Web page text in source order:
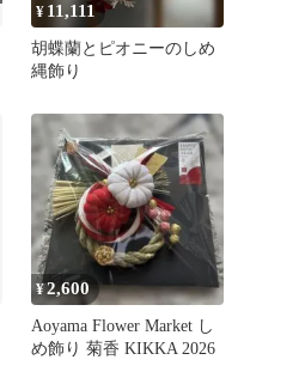
¥ 11,111
胡蝶蘭とピオニーのしめ
縄飾り
¥2,600
Aoyama Flower Market し
め飾り 菊香 KIKKA 2026